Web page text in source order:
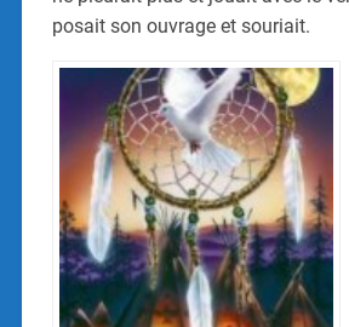
posait son ouvrage et souriait.